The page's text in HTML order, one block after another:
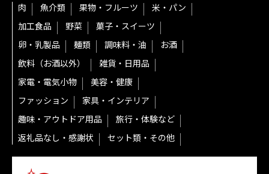
肉 魚介類 果物・フルーツ
米・パン
加工食品
野菜
菓子・スイーツ
卵・乳製品
麺類 調味料・油
お酒
飲料（お酒以外）
雑貨・日用品
家電・電気小物
美容・健康
ファッション
家具・インテリア
趣味・アウトドア用品
旅行・体験など
返礼品なし・感謝状
セット類・その他